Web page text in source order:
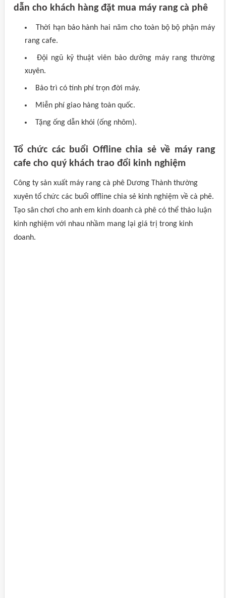
dẫn cho khách hàng đặt mua máy rang cà phê
Thời hạn bảo hành hai năm cho toàn bộ bộ phận máy
rang cafe.
Đội ngũ kỹ thuật viên bảo dưỡng máy rang thường
xuyên.
Bảo trì có tính phí trọn đời máy.
Miễn phí giao hàng toàn quốc.
Tặng ống dẫn khói (ống nhôm).
Tổ chức các buổi Offline chia sẻ về máy rang
cafe cho quý khách trao đổi kinh nghiệm
Công ty sản xuất máy rang cà phê Dương Thành thường
xuyên tổ chức các buổi offline chia sẻ kinh nghiệm về cà phê.
Tạo sân chơi cho anh em kinh doanh cà phê có thể thảo luận
kinh nghiệm với nhau nhầm mang lại giá trị trong kinh
doanh.